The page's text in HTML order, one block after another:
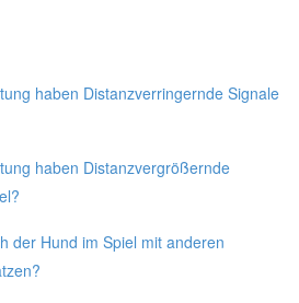
haben Distanzverringernde Signale
haben Distanzvergrößernde
der Hund im Spiel mit anderen